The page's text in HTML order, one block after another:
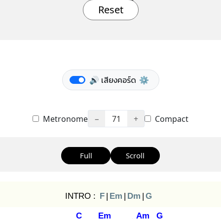
Reset
🔊 เสียงคอร์ด ⚙️
Metronome − 71 + Compact
Full Scroll
INTRO : F | Em | Dm | G
C
Em
Am G